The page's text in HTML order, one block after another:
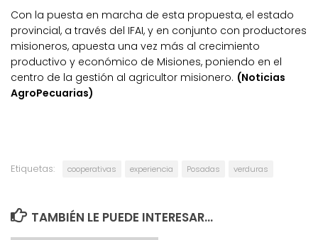
Con la puesta en marcha de esta propuesta, el estado
provincial, a través del IFAI, y en conjunto con productores
misioneros, apuesta una vez más al crecimiento
productivo y económico de Misiones, poniendo en el
centro de la gestión al agricultor misionero. (Noticias
AgroPecuarias)
Etiquetas: cooperativas experiencia Posadas verduras
TAMBIÉN LE PUEDE INTERESAR...